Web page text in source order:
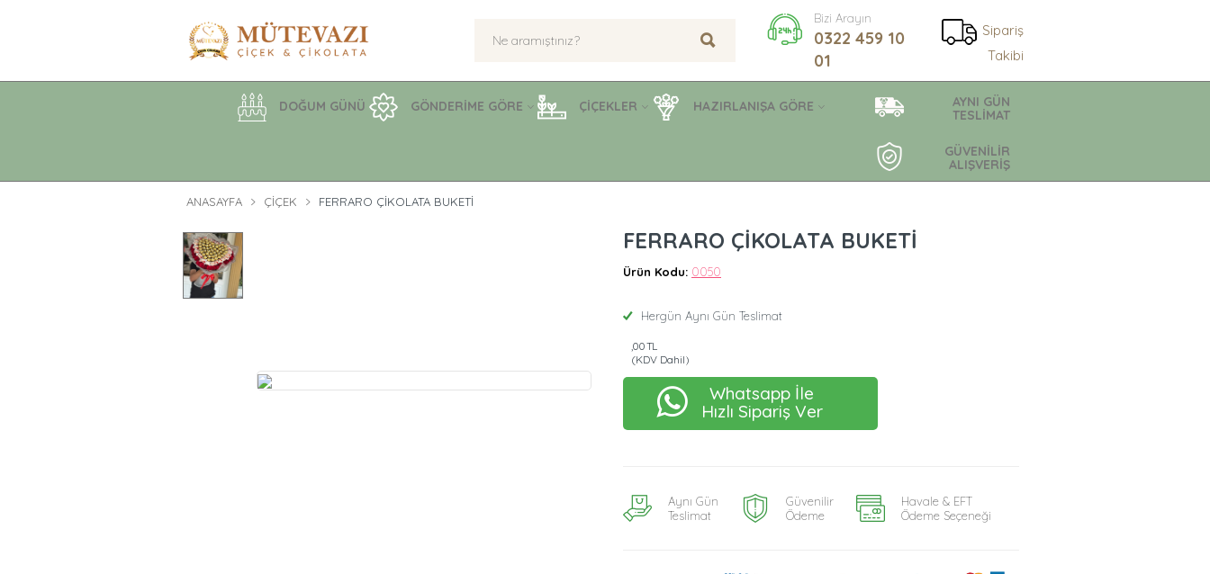
Sipariş
Takibi
Bizi Arayın
0322 459 10
01
DOĞUM GÜNÜ GÖNDERİME GÖRE ÇİÇEKLER HAZIRLANIŞA GÖRE
AYNI GÜN
TESLİMAT
GÜVENİLİR
ALIŞVERİŞ
ANASAYFA ÇIÇEK FERRARO ÇİKOLATA BUKETİ
FERRARO ÇİKOLATA BUKETİ
Ürün Kodu: 0050
Hergün Aynı Gün Teslimat
,00 TL
(KDV Dahil)
Whatsapp İle
Hızlı Sipariş Ver
Aynı Gün
Teslimat
Güvenilir
Ödeme
Havale & EFT
Ödeme Seçeneği